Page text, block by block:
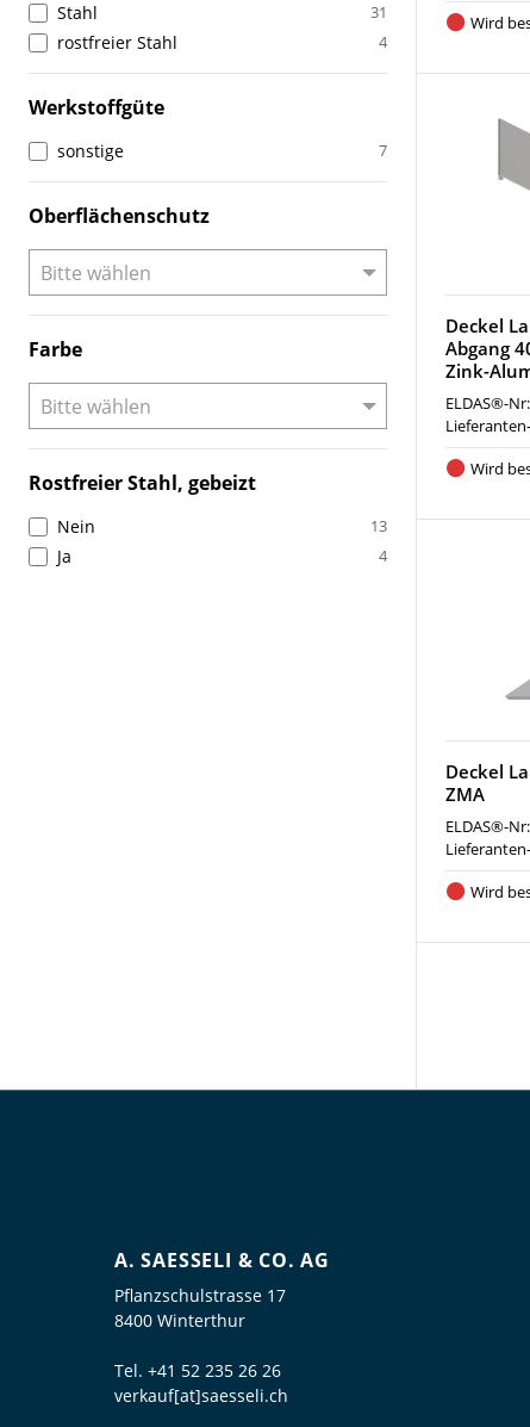
Stahl 31
rostfreier Stahl 4
Werkstoffgüte
sonstige 7
Oberflächenschutz
Farbe
Rostfreier Stahl, gebeizt
Nein 13
Ja 4
Wird
Deckel
Abgang
Zink-
ELDAS®-Nr:
Wird
Deckel
ZMA
ELDAS®-Nr:
Wird
A. SAESSELI & CO. AG
Pflanzschulstrasse 17
8400 Winterthur
Tel. +41 52 235 26 26
verkauf[at]saesseli.ch